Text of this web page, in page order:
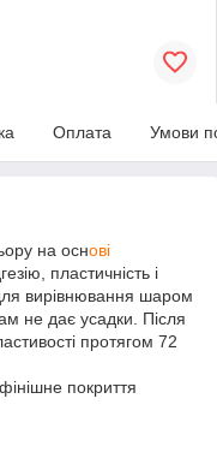
Оплата Умови
на основі
пластичність і
для вирівнювання шаром
не дає усадки. Після
протягом 72
покриття